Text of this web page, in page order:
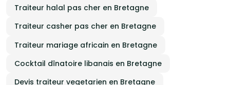
Traiteur halal pas cher en Bretagne
Traiteur casher pas cher en Bretagne
Traiteur mariage africain en Bretagne
Cocktail dînatoire libanais en Bretagne
Devis traiteur vegetarien en Bretagne